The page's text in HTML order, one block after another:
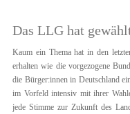
Das LLG hat
Kaum ein Thema hat in den
erhalten wie die vorgezogene
die Bürger:innen in Deutschland
im Vorfeld intensiv mit ihrer
jede Stimme zur Zukunft des